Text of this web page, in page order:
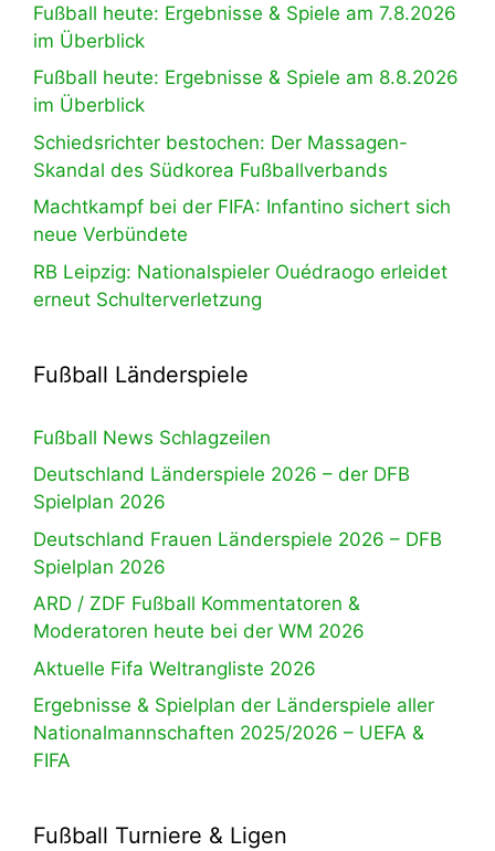
Fußball heute: Ergebnisse & Spiele am 7.8.2026
im Überblick
Fußball heute: Ergebnisse & Spiele am 8.8.2026
im Überblick
Schiedsrichter bestochen: Der Massagen-
Skandal des Südkorea Fußballverbands
Machtkampf bei der FIFA: Infantino sichert sich
neue Verbündete
RB Leipzig: Nationalspieler Ouédraogo erleidet
erneut Schulterverletzung
Fußball Länderspiele
Fußball News Schlagzeilen
Deutschland Länderspiele 2026 – der DFB
Spielplan 2026
Deutschland Frauen Länderspiele 2026 – DFB
Spielplan 2026
ARD / ZDF Fußball Kommentatoren &
Moderatoren heute bei der WM 2026
Aktuelle Fifa Weltrangliste 2026
Ergebnisse & Spielplan der Länderspiele aller
Nationalmannschaften 2025/2026 – UEFA &
FIFA
Fußball Turniere & Ligen